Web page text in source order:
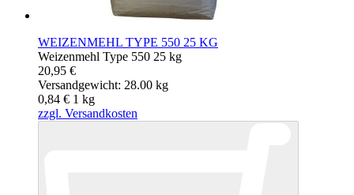
WEIZENMEHL TYPE 550 25 KG
Weizenmehl Type 550 25 kg
20,95 €
Versandgewicht: 28.00 kg
0,84 € 1 kg
zzgl. Versandkosten